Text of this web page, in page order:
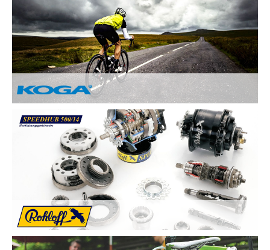
einzigartige Räder und sind erst zufrieden, wenn Sie zufrieden
sind. Deswegen legen wir besonderen Wert auf:
Kundenzufriedenheit durch Individuelle
Kundenberatung
Sicherheit und Fahrkomfort durch hochwertige
Komponenten
...
Von Hand gebaute Perfektion.
Alle KOGA Fahrräder werden von Hand in Holland gefertigt
und bestechen durch tolles Design. KOGA bietet eine breite
Auswahl an qualitativ Hochwertigen Elektrorädern, City-Bikes,
Trekking- und Reiserädern, Mountainbikes und Rennrädern.
Die Rohloff SPEEDHUB 500/14 wurde für Profis und